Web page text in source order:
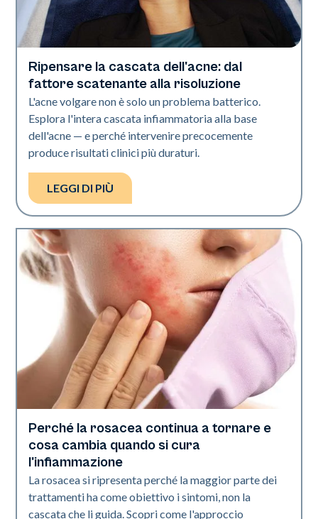
Salute della pelle
Ripensare la cascata dell'acne: dal
fattore scatenante alla risoluzione
L'acne volgare non è solo un problema batterico.
Esplora l'intera cascata infiammatoria alla base
dell'acne — e perché intervenire precocemente
produce risultati clinici più duraturi.
LEGGI DI PIÙ
Salute della pelle
Perché la rosacea continua a tornare e
cosa cambia quando si cura
l'infiammazione
La rosacea si ripresenta perché la maggior parte dei
trattamenti ha come obiettivo i sintomi, non la
cascata che li guida. Scopri come l'approccio